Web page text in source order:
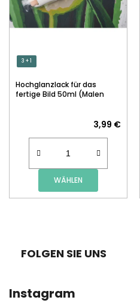
3 + 1
Hochglanzlack für das
fertige Bild 50ml (Malen
3,99 €
WÄHLEN
FOLGEN SIE UNS
Instagram